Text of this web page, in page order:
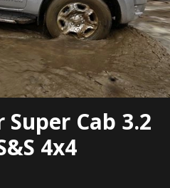
Super Cab 3.2
4x4